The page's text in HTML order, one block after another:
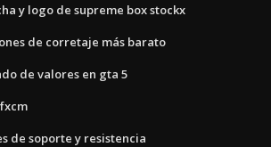
y logo de supreme box stockx
de corretaje más barato
de valores en gta 5
de soporte y resistencia